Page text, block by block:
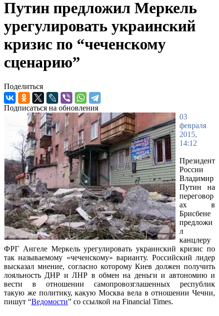
Путин предложил Меркель
урегулировать украинский
кризис по “чеченскому
сценарию”
Поделиться
Подписаться на обновления
03
февраля
2015,
14:12
Президент
России
Владимир
Путин на
переговор
ах в
Брисбене
предложи
л
канцлеру
ФРГ Ангеле Меркель урегулировать украинский кризис по
так называемому «чеченскому» варианту. Российский лидер
высказал мнение, согласно которому Киев должен получить
лояльность ДНР и ЛНР в обмен на деньги и автономию и
вести в отношении самопровозглашенных республик
такую же политику, какую Москва вела в отношении Чечни,
пишут “Ведомости” со ссылкой на Financial Times.